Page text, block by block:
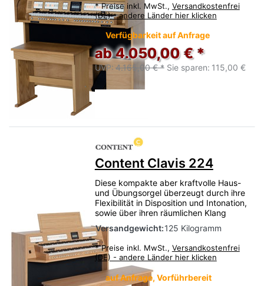
* Preise inkl. MwSt., Versandkostenfrei
(DE) - andere Länder hier klicken
Verfügbarkeit auf Anfrage
ab 4.050,00 € *
UVP: 4.165,00 € * Sie sparen: 115,00 €
Content Clavis 224
Diese kompakte aber kraftvolle Haus-
und Übungsorgel überzeugt durch ihre
Flexibilität in Disposition und Intonation,
sowie über ihren räumlichen Klang
Versandgewicht:125 Kilogramm
* Preise inkl. MwSt., Versandkostenfrei
(DE) - andere Länder hier klicken
auf Anfrage, Vorführbereit